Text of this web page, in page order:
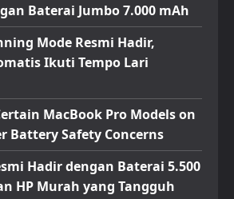
Baterai Jumbo 7.000 mAh
Mode Resmi Hadir,
Ikuti Tempo Lari
MacBook Pro Models on
Battery Safety Concerns
Hadir dengan Baterai 5.500
HP Murah yang Tangguh